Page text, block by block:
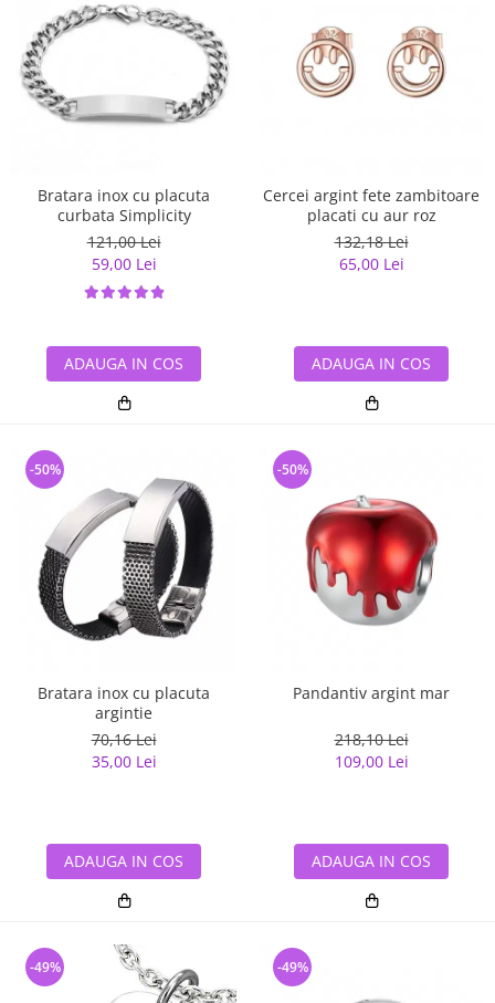
Bratara inox cu placuta
curbata Simplicity
121,00 Lei
59,00 Lei
ADAUGA IN COS
Cercei argint fete zambitoare
placati cu aur roz
132,18 Lei
65,00 Lei
ADAUGA IN COS
Bratara inox cu placuta
argintie
70,16 Lei
35,00 Lei
-50%
ADAUGA IN COS
Pandantiv argint mar
218,10 Lei
109,00 Lei
-50%
ADAUGA IN COS
-49% -49%